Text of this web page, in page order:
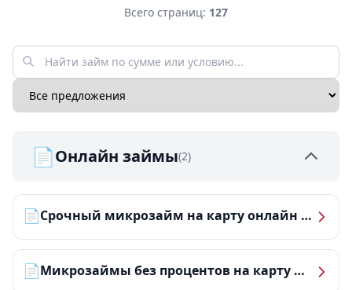
Всего страниц: 127
📄Онлайн займы(2)
📄 Срочный микрозайм на карту онлайн — получить деньги за 5 минут
📄 Микрозаймы без процентов на карту — ТОП-10 за 2026 год